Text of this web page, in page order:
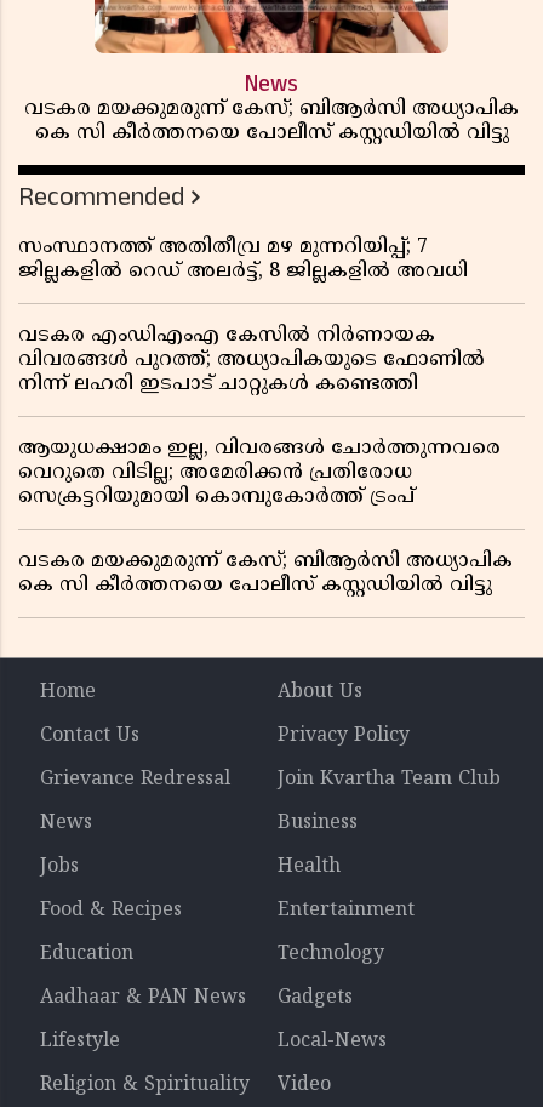
News
വടകര മയക്കുമരുന്ന് കേസ്; ബിആർസി അധ്യാപിക
കെ സി കീർത്തനയെ പോലീസ് കസ്റ്റഡിയിൽ വിട്ടു
Recommended
സംസ്ഥാനത്ത് അതിതീവ്ര മഴ മുന്നറിയിപ്പ്; 7
ജില്ലകളിൽ റെഡ് അലർട്ട്, 8 ജില്ലകളിൽ അവധി
വടകര എംഡിഎംഎ കേസിൽ നിർണായക
വിവരങ്ങൾ പുറത്ത്; അധ്യാപികയുടെ ഫോണിൽ
നിന്ന് ലഹരി ഇടപാട് ചാറ്റുകൾ കണ്ടെത്തി
ആയുധക്ഷാമം ഇല്ല, വിവരങ്ങൾ ചോർത്തുന്നവരെ
വെറുതെ വിടില്ല; അമേരിക്കൻ പ്രതിരോധ
സെക്രട്ടറിയുമായി കൊമ്പുകോർത്ത് ട്രംപ്
വടകര മയക്കുമരുന്ന് കേസ്; ബിആർസി അധ്യാപിക
കെ സി കീർത്തനയെ പോലീസ് കസ്റ്റഡിയിൽ വിട്ടു
Home
About Us
Contact Us
Privacy Policy
Grievance Redressal
Join Kvartha Team Club
News
Business
Jobs
Health
Food & Recipes
Entertainment
Education
Technology
Aadhaar & PAN News
Gadgets
Lifestyle
Local-News
Religion & Spirituality
Video